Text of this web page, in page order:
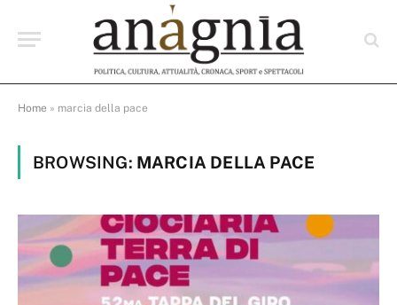
Home » marcia della pace
BROWSING: MARCIA DELLA PACE